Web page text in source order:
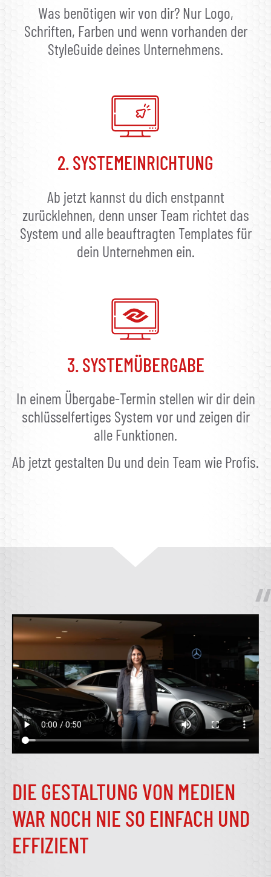
Was benötigen wir von dir? Nur Logo,
Schriften, Farben und wenn vorhanden der
StyleGuide deines Unternehmens.
2. SYSTEMEINRICHTUNG
Ab jetzt kannst du dich enstpannt
zurücklehnen, denn unser Team richtet das
System und alle beauftragten Templates für
dein Unternehmen ein.
3. SYSTEMÜBERGABE
In einem Übergabe-Termin stellen wir dir dein
schlüsselfertiges System vor und zeigen dir
alle Funktionen.
Ab jetzt gestalten Du und dein Team wie Profis.
DIE GESTALTUNG VON MEDIEN
WAR NOCH NIE SO EINFACH UND
EFFIZIENT